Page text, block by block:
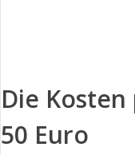
Die
50 Euro